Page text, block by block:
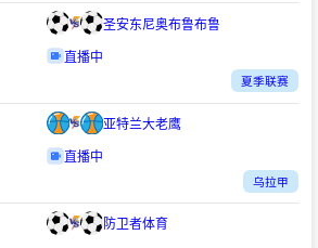
圣安东尼奥布鲁布鲁
直播中
夏季联赛
亚特兰大老鹰
直播中
乌拉甲
防卫者体育